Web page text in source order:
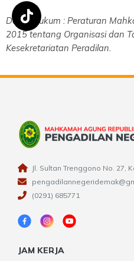
Dasar Hukum : Peraturan
2015 tentang Organisasi dan
Kesekretariatan Peradilan.
Jl. Sultan Trenggono No. 27,
(0291) 685771
JAM KERJA